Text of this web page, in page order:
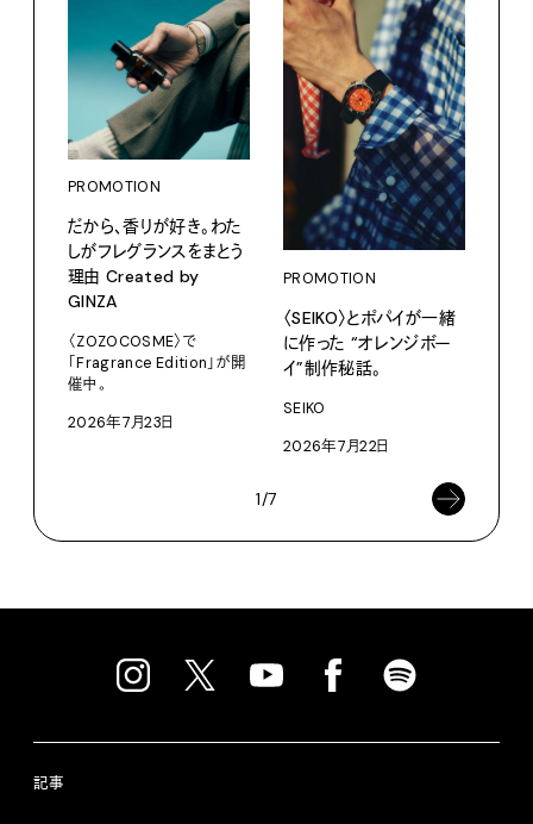
PROMOTION
だから、香りが好き。わた
しがフレグランスをまとう
理由 Created by
GINZA
〈ZOZOCOSME〉で
「Fragrance Edition」が開
催中。
2026年7月23日
PROMOTION
〈SEIKO〉とポパイが一緒
に作った “オレンジボー
イ”制作秘話。
SEIKO
2026年7月22日
1/7
記事